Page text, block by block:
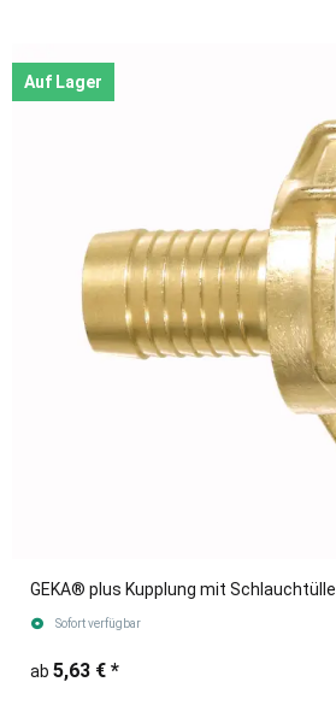
Auf Lager
GEKA® plus Kupplung mit Schlauchtülle
Sofort verfügbar
ab 5,63 € *